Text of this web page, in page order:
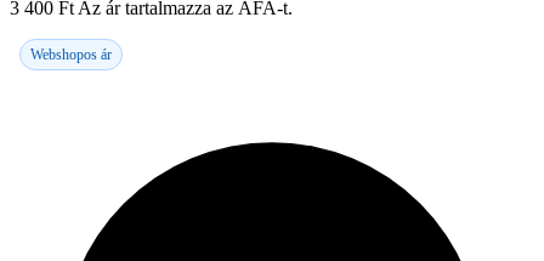
3 400 Ft Az ár tartalmazza az ÁFA-t.
Webshopos ár